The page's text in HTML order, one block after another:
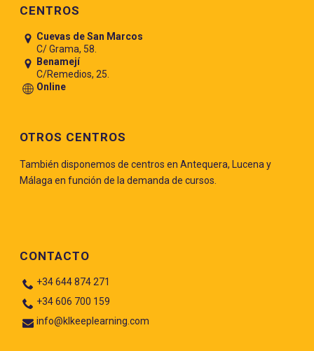
CENTROS
Cuevas de San Marcos
C/ Grama, 58.
Benamejí
C/Remedios, 25.
Online
OTROS CENTROS
También disponemos de centros en Antequera, Lucena y
Málaga en función de la demanda de cursos.
CONTACTO
+34 644 874 271
+34 606 700 159
info@klkeeplearning.com